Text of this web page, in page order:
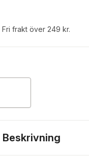
Fri frakt över 249 kr.
Beskrivning